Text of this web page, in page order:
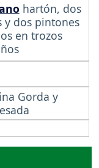
hartón, dos
y dos pintones
en trozos
Gorda y